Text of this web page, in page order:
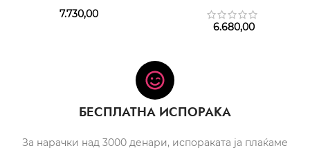
7.730,00
6.680,00
БЕСПЛАТНА ИСПОРАКА
За нарачки над 3000 денари, испораката ја плаќаме